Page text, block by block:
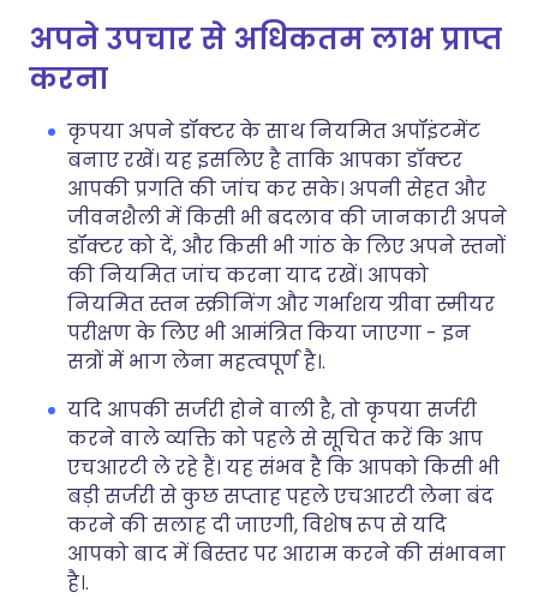
अपने उपचार से अधिकतम लाभ प्राप्त
करना
कृपया अपने डॉक्टर के साथ नियमित अपॉइंटमेंट
बनाए रखें। यह इसलिए है ताकि आपका डॉक्टर
आपकी प्रगति की जांच कर सके। अपनी सेहत और
जीवनशैली में किसी भी बदलाव की जानकारी अपने
डॉक्टर को दें, और किसी भी गांठ के लिए अपने स्तनों
की नियमित जांच करना याद रखें। आपको
नियमित स्तन स्क्रीनिंग और गर्भाशय ग्रीवा स्मीयर
परीक्षण के लिए भी आमंत्रित किया जाएगा - इन
सत्रों में भाग लेना महत्वपूर्ण है।.
यदि आपकी सर्जरी होने वाली है, तो कृपया सर्जरी
करने वाले व्यक्ति को पहले से सूचित करें कि आप
एचआरटी ले रहे हैं। यह संभव है कि आपको किसी भी
बड़ी सर्जरी से कुछ सप्ताह पहले एचआरटी लेना बंद
करने की सलाह दी जाएगी, विशेष रूप से यदि
आपको बाद में बिस्तर पर आराम करने की संभावना
है।.